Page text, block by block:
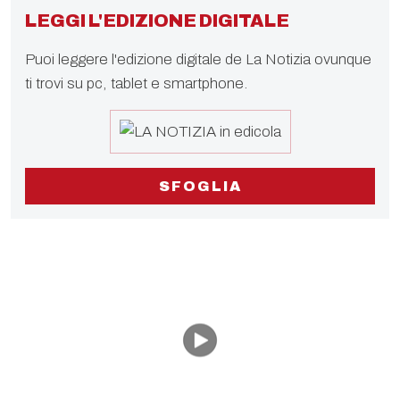
LEGGI L'EDIZIONE DIGITALE
Puoi leggere l'edizione digitale de La Notizia ovunque
ti trovi su pc, tablet e smartphone.
SFOGLIA